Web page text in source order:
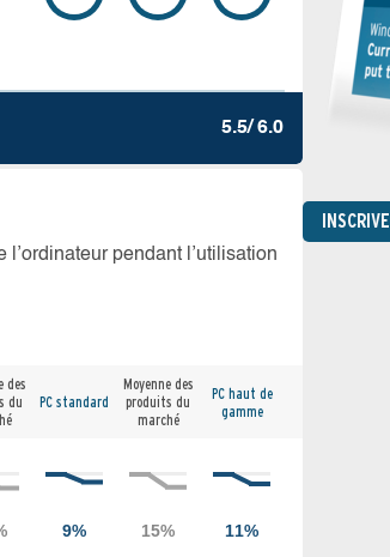
5.5/ 6.0
pendant l’utilisation
des
du
PC standard
Moyenne des
produits du
marché
PC haut de
gamme